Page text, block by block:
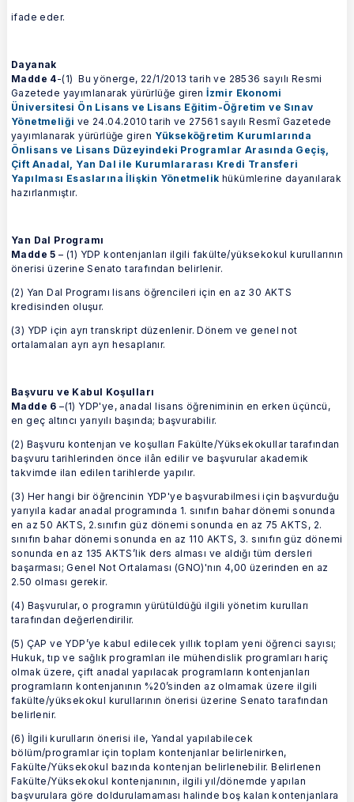
ifade eder.
Dayanak
Madde 4-(1) Bu yönerge, 22/1/2013 tarih ve 28536 sayılı Resmi
Gazetede yayımlanarak yürürlüğe giren İzmir Ekonomi
Üniversitesi Ön Lisans ve Lisans Eğitim-Öğretim ve Sınav
Yönetmeliği ve 24.04.2010 tarih ve 27561 sayılı Resmî Gazetede
yayımlanarak yürürlüğe giren Yükseköğretim Kurumlarında
Önlisans ve Lisans Düzeyindeki Programlar Arasında Geçiş,
Çift Anadal, Yan Dal ile Kurumlararası Kredi Transferi
Yapılması Esaslarına İlişkin Yönetmelik hükümlerine dayanılarak
hazırlanmıştır.
Yan Dal Programı
Madde 5 – (1) YDP kontenjanları ilgili fakülte/yüksekokul kurullarının
önerisi üzerine Senato tarafından belirlenir.
(2) Yan Dal Programı lisans öğrencileri için en az 30 AKTS
kredisinden oluşur.
(3) YDP için ayrı transkript düzenlenir. Dönem ve genel not
ortalamaları ayrı ayrı hesaplanır.
Başvuru ve Kabul Koşulları
Madde 6–(1) YDP'ye, anadal lisans öğreniminin en erken üçüncü,
en geç altıncı yarıyılı başında; başvurabilir.
(2) Başvuru kontenjan ve koşulları Fakülte/Yüksekokullar tarafından
başvuru tarihlerinden önce ilân edilir ve başvurular akademik
takvimde ilan edilen tarihlerde yapılır.
(3) Her hangi bir öğrencinin YDP'ye başvurabilmesi için başvurduğu
yarıyıla kadar anadal programında 1. sınıfın bahar dönemi sonunda
en az 50 AKTS, 2.sınıfın güz dönemi sonunda en az 75 AKTS, 2.
sınıfın bahar dönemi sonunda en az 110 AKTS, 3. sınıfın güz dönemi
sonunda en az 135 AKTS’lik ders alması ve aldığı tüm dersleri
başarması; Genel Not Ortalaması (GNO)'nın 4,00 üzerinden en az
2.50 olması gerekir.
(4) Başvurular, o programın yürütüldüğü ilgili yönetim kurulları
tarafından değerlendirilir.
(5) ÇAP ve YDP’ye kabul edilecek yıllık toplam yeni öğrenci sayısı;
Hukuk, tıp ve sağlık programları ile mühendislik programları hariç
olmak üzere, çift anadal yapılacak programların kontenjanları
programların kontenjanının %20’sinden az olmamak üzere ilgili
fakülte/yüksekokul kurullarının önerisi üzerine Senato tarafından
belirlenir.
(6) İlgili kurulların önerisi ile, Yandal yapılabilecek
bölüm/programlar için toplam kontenjanlar belirlenirken,
Fakülte/Yüksekokul bazında kontenjan belirlenebilir. Belirlenen
Fakülte/Yüksekokul kontenjanının, ilgili yıl/dönemde yapılan
başvurulara göre doldurulamaması halinde boş kalan kontenjanlara